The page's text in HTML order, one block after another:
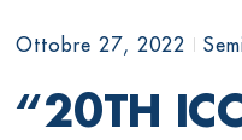
Ottobre 27, 2022
“20TH